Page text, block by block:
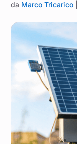
da Marco Tricarico